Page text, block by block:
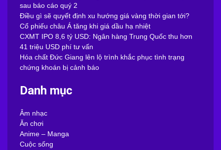
sau báo cáo quý 2
Điều gì sẽ quyết định xu hướng giá vàng thời gian tới?
Cổ phiếu châu Á tăng khi giá dầu hạ nhiệt
CXMT IPO 8,6 tỷ USD: Ngân hàng Trung Quốc thu hơn
41 triệu USD phí tư vấn
Hóa chất Đức Giang lên lộ trình khắc phục tình trạng
chứng khoán bị cảnh báo
Danh mục
Âm nhạc
Ăn chơi
Anime – Manga
Cuộc sống